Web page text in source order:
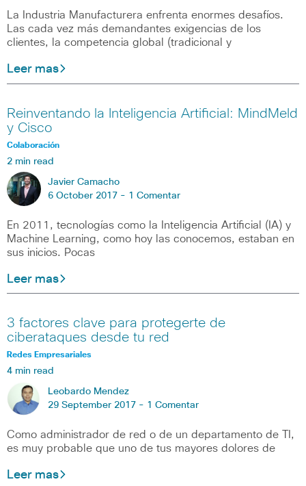
La Industria Manufacturera enfrenta enormes desafíos.
Las cada vez más demandantes exigencias de los
clientes, la competencia global (tradicional y
Leer mas
Reinventando la Inteligencia Artificial: MindMeld
y Cisco
Colaboración
2 min read
Javier Camacho
6 October 2017 - 1 Comentar
En 2011, tecnologías como la Inteligencia Artificial (IA) y
Machine Learning, como hoy las conocemos, estaban en
sus inicios. Pocas
Leer mas
3 factores clave para protegerte de
ciberataques desde tu red
Redes Empresariales
4 min read
Leobardo Mendez
29 September 2017 - 1 Comentar
Como administrador de red o de un departamento de TI,
es muy probable que uno de tus mayores dolores de
Leer mas